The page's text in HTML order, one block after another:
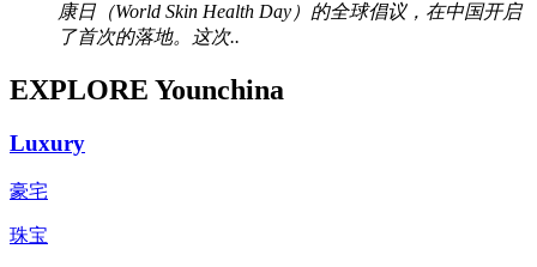
康日（World Skin Health Day）的全球倡议，在中国开启
了首次的落地。这次..
EXPLORE Younchina
Luxury
豪宅
珠宝